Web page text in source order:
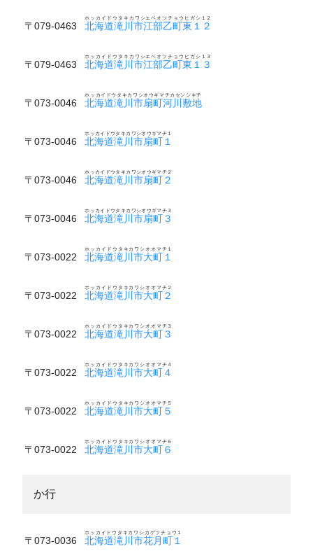
〒079-0463 北海道滝川市江部乙町東１２
ホッカイドウタキカワシエベオツチョウヒガシ１２
〒079-0463 北海道滝川市江部乙町東１３
ホッカイドウタキカワシエベオツチョウヒガシ１３
〒073-0046 北海道滝川市扇町河川敷地
ホッカイドウタキカワシオウギマチカセンシキチ
〒073-0046 北海道滝川市扇町１
ホッカイドウタキカワシオウギマチ１
〒073-0046 北海道滝川市扇町２
ホッカイドウタキカワシオウギマチ２
〒073-0046 北海道滝川市扇町３
ホッカイドウタキカワシオウギマチ３
〒073-0022 北海道滝川市大町１
ホッカイドウタキカワシオオマチ１
〒073-0022 北海道滝川市大町２
ホッカイドウタキカワシオオマチ２
〒073-0022 北海道滝川市大町３
ホッカイドウタキカワシオオマチ３
〒073-0022 北海道滝川市大町４
ホッカイドウタキカワシオオマチ４
〒073-0022 北海道滝川市大町５
ホッカイドウタキカワシオオマチ５
〒073-0022 北海道滝川市大町６
ホッカイドウタキカワシオオマチ６
か行
〒073-0036 北海道滝川市花月町１
ホッカイドウタキカワシカゲツチョウ１